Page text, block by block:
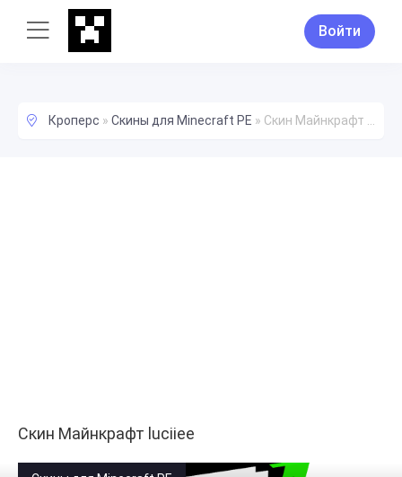
Войти
Кроперс » Скины для Minecraft PE » Скин Майнкрафт luciiee
Скин Майнкрафт luciiee